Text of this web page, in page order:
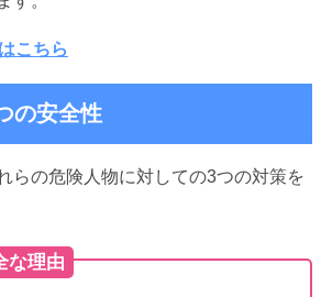
こちら
の安全性
らの危険人物に対しての3つの対策を
な理由